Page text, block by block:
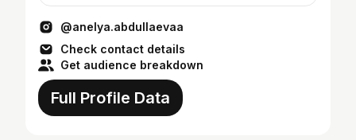
@anelya.abdullaevaa
Check contact details
Get audience breakdown
Full Profile Data